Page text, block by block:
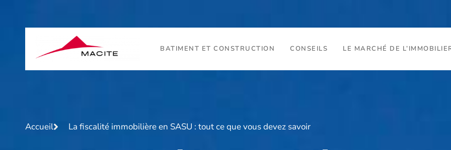
BATIMENT ET CONSTRUCTION CONSEILS LE MARCHÉ DE
Accueil La fiscalité immobilière en SASU : tout ce que vous devez savoir